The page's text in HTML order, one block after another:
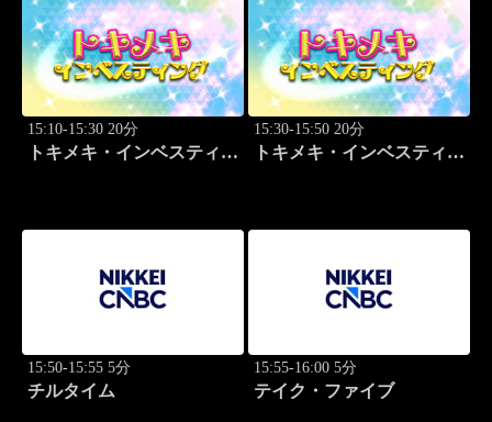
15:10-15:30 20分
トキメキ・インベスティン
15:30-15:50 20分
トキメキ・インベスティン
15:50-15:55 5分
チルタイム
15:55-16:00 5分
テイク・ファイブ